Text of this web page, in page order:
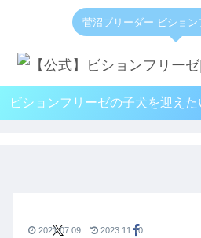
菅沼ブリーダー ビショ
ビションフリーゼの子犬を迎え
2021.07.09 2023.11.10